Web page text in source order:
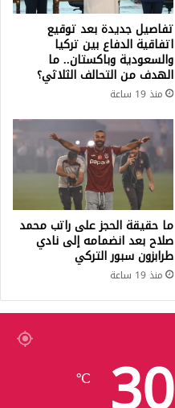
تفاصيل جديدة بعد توقيع
اتفاقية الدفاع بين تركيا
والسعودية وباكستان.. ما
الهدف من التحالف الثلاثي؟
منذ 19 ساعة
ما حقيقة الحجز على راتب محمد
صلاح بعد انضمامه إلى نادي
طرابزون سبور التركي
منذ 19 ساعة
℃